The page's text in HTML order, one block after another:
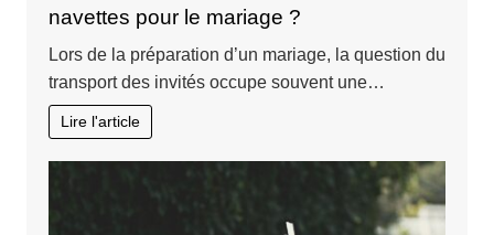
navettes pour le mariage ?
Lors de la préparation d’un mariage, la question du
transport des invités occupe souvent une…
Lire l'article